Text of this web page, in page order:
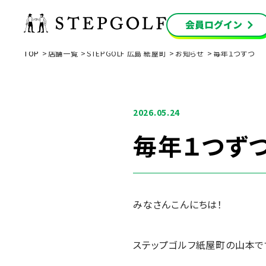
TOP 店舗一覧 STEPGOLF 広島 紙屋町 お知らせ 毎年１つずつ
2026.05.24
毎年１つず
みなさんこんにちは！
ステップゴルフ紙屋町の山本